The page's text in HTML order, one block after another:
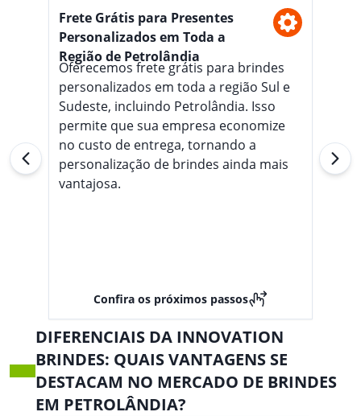
Frete Grátis para Presentes
Personalizados em Toda a
Região de Petrolândia
Oferecemos frete grátis para brindes
personalizados em toda a região Sul e
Sudeste, incluindo Petrolândia. Isso
permite que sua empresa economize
no custo de entrega, tornando a
personalização de brindes ainda mais
vantajosa.
Confira os próximos passos
DIFERENCIAIS DA INNOVATION
BRINDES: QUAIS VANTAGENS SE
DESTACAM NO MERCADO DE BRINDES
EM PETROLÂNDIA?